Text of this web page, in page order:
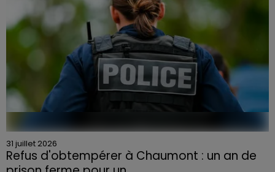
31 juillet 2026
Refus d'obtempérer à Chaumont : un an de